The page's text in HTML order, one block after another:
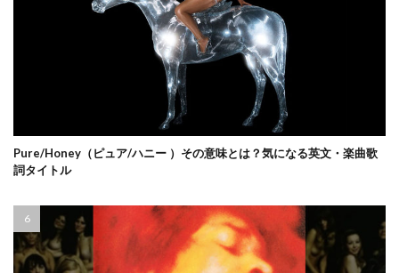
Pure/Honey（ピュア/ハニー ）その意味とは？気になる英文・楽曲歌
詞タイトル